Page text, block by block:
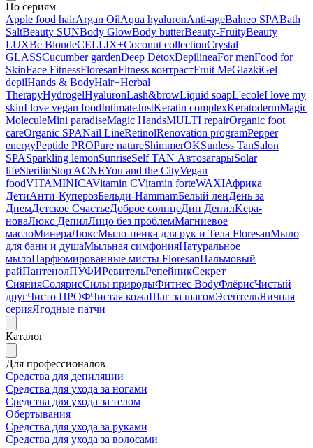
По сериям
Apple food hairArgan OilAqua hyaluronAnti-ageBalneo SPABath
SaltBeauty SUNBody GlowBody butterBeauty-FruityBeauty
LUXBe BlondeCELLIX+Coconut collectionCrystal
GLASSCucumber gardenDeep DetoxDepilineaFor menFood for
SkinFace FitnessFloresanFitness контрастFruit MeGlazkiGel
depilHands & BodyHair+Herbal
TherapyHydrogelHyaluronLash&browLiquid soapL'ecoleI love my
skinI love vegan foodIntimateJustKeratin complexKeratodermMagic
MoleculeMini paradiseMagic HandsMULTI repairOrganic foot
careOrganic SPANail LineRetinolRenovation programPepper
energyPeptide PROPure natureShimmerOKSunless TanSalon
SPASparkling lemonSunriseSelf TAN АвтозагарыSolar
lifeSterilinStop ACNEYou and the CityVegan
foodVITAMINICAVitamin CVitamin forteWAXIАфрика
ДетиАнти-КуперозБельди-HammamБелый ленДень за
ДнемДетское СчастьеДоброе солнцеДип ДепилKepa-
новаЛюкс ДепилЛицо без проблемМагниевое
маслоМинераЛюксМыло-пенка для рук и Тела FloresanМыло
для бани и душаМыльная симфонияНатуральное
мылоПарфюмированные мисты FloresanПальмовый
райПантенолПУФИРевительРепейникСекрет
СиянияСолярисСилы природыФитнес BodyФлёрисЧистый
другЧисто ПРОФЧистая кожаШаг за шагомЭсентельЯичная
серияЯгодные патчи
Каталог
Для профессионалов
Средства для депиляции
Средства для ухода за ногами
Средства для ухода за телом
Обертывания
Средства для ухода за руками
Средства для ухода за волосами